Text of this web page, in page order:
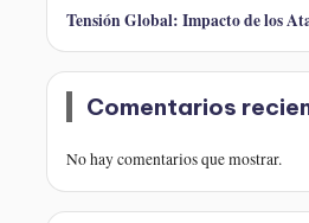
Tensión Global: Impacto de los
Comentarios
No hay comentarios que mostrar.